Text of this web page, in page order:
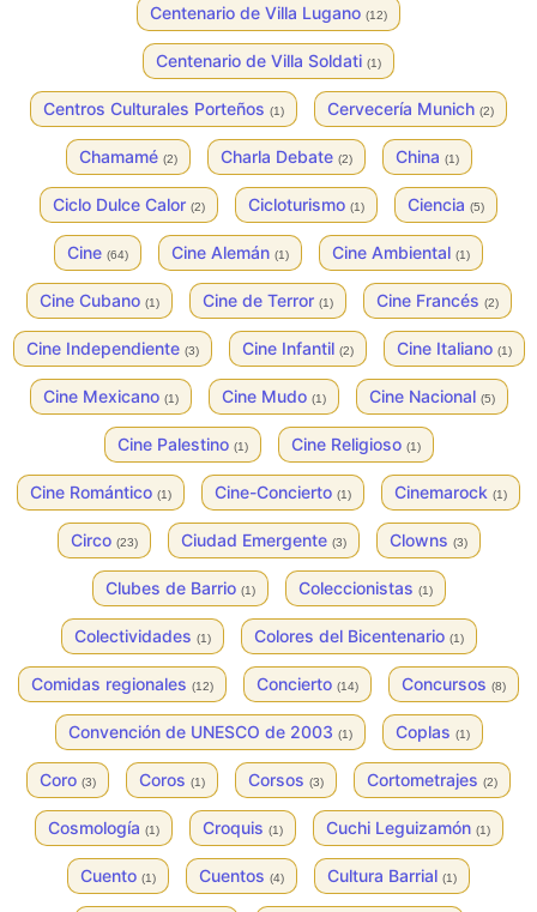
Centenario de Villa Lugano (12)
Centenario de Villa Soldati (1)
Centros Culturales Porteños (1) Cervecería Munich (2)
Chamamé (2) Charla Debate (2) China (1)
Ciclo Dulce Calor (2) Cicloturismo (1) Ciencia (5)
Cine (64) Cine Alemán (1) Cine Ambiental (1)
Cine Cubano (1) Cine de Terror (1) Cine Francés (2)
Cine Independiente (3) Cine Infantil (2) Cine Italiano (1)
Cine Mexicano (1) Cine Mudo (1) Cine Nacional (5)
Cine Palestino (1) Cine Religioso (1)
Cine Romántico (1) Cine-Concierto (1) Cinemarock (1)
Circo (23) Ciudad Emergente (3) Clowns (3)
Clubes de Barrio (1) Coleccionistas (1)
Colectividades (1) Colores del Bicentenario (1)
Comidas regionales (12) Concierto (14) Concursos (8)
Convención de UNESCO de 2003 (1) Coplas (1)
Coro (3) Coros (1) Corsos (3) Cortometrajes (2)
Cosmología (1) Croquis (1) Cuchi Leguizamón (1)
Cuento (1) Cuentos (4) Cultura Barrial (1)